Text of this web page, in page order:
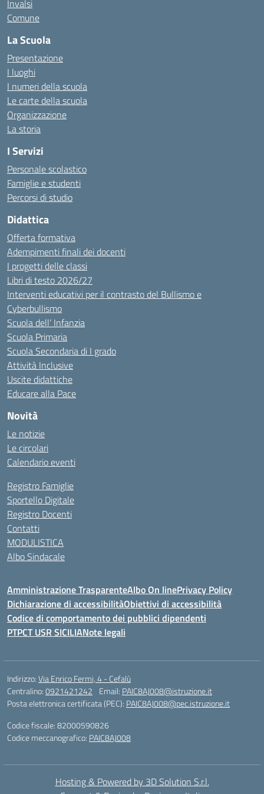
Invalsi
Comune
La Scuola
Presentazione
I luoghi
I numeri della scuola
Le carte della scuola
Organizzazione
La storia
I Servizi
Personale scolastico
Famiglie e studenti
Percorsi di studio
Didattica
Offerta formativa
Adempimenti finali dei docenti
I progetti delle classi
Libri di testo 2026/27
Interventi educativi per il contrasto del Bullismo e
Cyberbullismo
Scuola dell’ Infanzia
Scuola Primaria
Scuola Secondaria di I grado
Attività Inclusive
Uscite didattiche
Educare alla Pace
Novità
Le notizie
Le circolari
Calendario eventi
Registro Famiglie
Sportello Digitale
Registro Docenti
Contatti
MODULISTICA
Albo Sindacale
Amministrazione TrasparenteAlbo On linePrivacy Policy
Dichiarazione di accessibilitàObiettivi di accessibilità
Codice di comportamento dei pubblici dipendenti
PTPCT USR SICILIANote legali
Indirizzo:Via Enrico Fermi, 4 - Cefalù
Centralino:0921421242 Email: PAIC8AJ008@istruzione.it
Posta elettronica certificata (PEC): PAIC8AJ008@pec.istruzione.it
Codice fiscale: 82000590826
Codice meccanografico: PAIC8AJ008
Hosting & Powered by 3D Solution S.r.l.